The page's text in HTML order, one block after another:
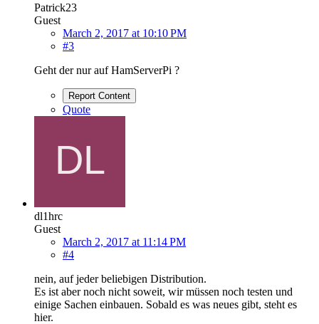
Patrick23
Guest
March 2, 2017 at 10:10 PM
#3
Geht der nur auf HamServerPi ?
Report Content
Quote
dl1hrc
Guest
March 2, 2017 at 11:14 PM
#4
nein, auf jeder beliebigen Distribution.
Es ist aber noch nicht soweit, wir müssen noch testen und
einige Sachen einbauen. Sobald es was neues gibt, steht es
hier.